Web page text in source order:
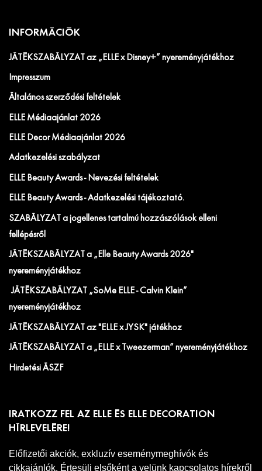
INFORMÁCIÓK
JÁTÉKSZABÁLYZAT az „ELLE x Disney+” nyereményjátékhoz
Impresszum
Általános szerződési feltételek
ELLE Médiaajánlat 2026
ELLE Decor Médiaajánlat 2026
Adatkezelési szabályzat
ELLE Beauty Awards - Nevezési feltételek
ELLE Beauty Awards - Adatkezelési tájékoztató.
SZABÁLYZAT a jogellenes tartalmú hozzászólások elleni
fellépésről
JÁTÉKSZABÁLYZAT a „Elle Beauty Awards 2026"
nyereményjátékhoz
JÁTÉKSZABÁLYZAT „SoMe ELLE - Calvin Klein”
nyereményjátékhoz
JÁTÉKSZABÁLYZAT az "ELLE x JYSK" játékhoz
JÁTÉKSZABÁLYZAT a „ELLE x Tweezerman” nyereményjátékhoz
Hirdetési ÁSZF
IRATKOZZ FEL AZ ELLE ÉS ELLE DECORATION
HÍRLEVELÉRE!
Előfizetői akciók, exkluzív eseménymeghívók és
cikkajánlók. Értesülj elsőként a velünk kapcsolatos hírekről